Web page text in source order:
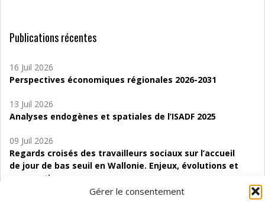
Gérer le consentement
Publications récentes
16 Juil 2026
Perspectives économiques régionales 2026-2031
13 Juil 2026
Analyses endogènes et spatiales de l’ISADF 2025
09 Juil 2026
Regards croisés des travailleurs sociaux sur l’accueil
de jour de bas seuil en Wallonie. Enjeux, évolutions et
perspectives